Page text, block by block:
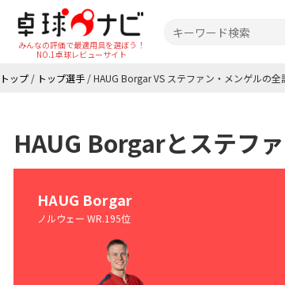
みんなの評価で最適用具を選ぼう！
NO.1卓球レビューサイト
トップ / トップ選手 /HAUG Borgar VS ステファン・メンゲルの全
HAUG Borgarとステフ
HAUG Borgar
ノルウェー WR.195位